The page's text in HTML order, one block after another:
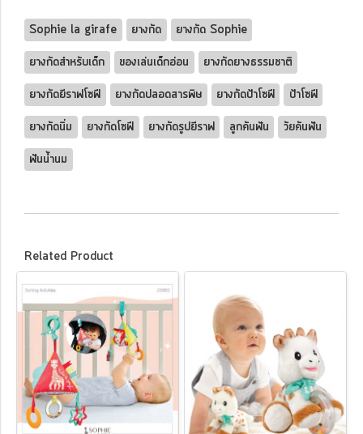
Sophie la girafe ยางกัด
ยางกัด Sophie
ยางกัดสำหรับเด็ก
ของเล่นเด็กอ่อน
ยางกัดยางธรรมชาติ
ยางกัดยีราฟโซฟี
ยางกัดปลอดสารพิษ ยางกัดป้าโซฟี
ป้าโซฟี
ยางกัดนิ่ม
ยางกัดโซฟี ยางกัดรูปยีราฟ ลูกคันฟัน
วัยคันฟัน
ฟันน้ำนม
Related Product